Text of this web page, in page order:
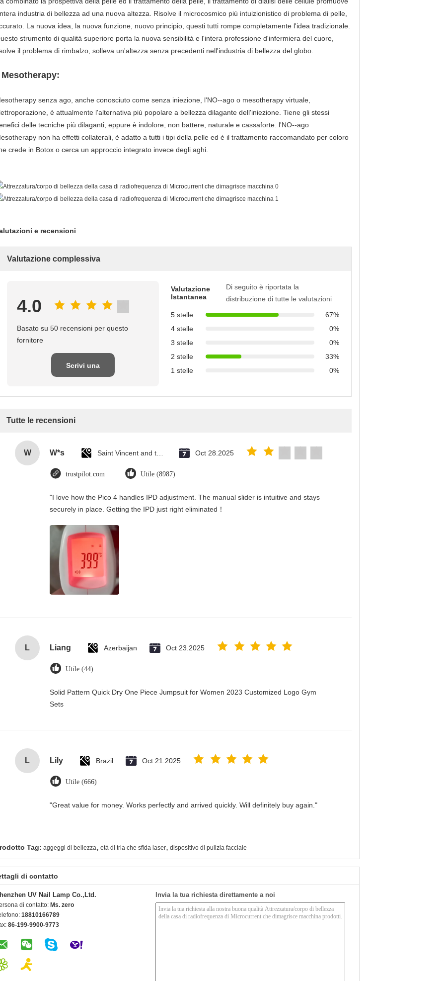
industria di bellezza ad una nuova altezza. Risolve il microcosmico più intuizionistico di problema di pelle,
La nuova idea, la nuova funzione, nuovo principio, questi tutti rompe completamente l'idea tradizionale.
strumento di qualità superiore porta la nuova sensibilità e l'intera professione d'infermiera del cuore,
il problema di rimbalzo, solleva un'altezza senza precedenti nell'industria di bellezza del globo.
Mesotherapy:
senza ago, anche conosciuto come senza iniezione, l'NO--ago o mesotherapy virtuale,
è attualmente l'alternativa più popolare a bellezza dilagante dell'iniezione. Tiene gli stessi
delle tecniche più dilaganti, eppure è indolore, non battere, naturale e cassaforte. l'NO--ago
non ha effetti collaterali, è adatto a tutti i tipi della pelle ed è il trattamento raccomandato per coloro
crede in Botox o cerca un approccio integrato invece degli aghi.
e recensioni
Valutazione complessiva
4.0
Basato su 50 recensioni per questo
fornitore
Scrivi una
Valutazione
Istantanea
Di seguito è riportata la
distribuzione di tutte le valutazioni
5 stelle
67%
4 stelle
0%
3 stelle
0%
2 stelle
33%
1 stelle
0%
Tutte le recensioni
W W*s Oct 28.2025
trustpilot.com Utile (8987)
"I love how the Pico 4 handles IPD adjustment. The manual slider is intuitive and stays
securely in place. Getting the IPD just right eliminated！
L Liang Azerbaijan Oct 23.2025
Utile (44)
Solid Pattern Quick Dry One Piece Jumpsuit for Women 2023 Customized Logo Gym
Sets
L Lily Brazil Oct 21.2025
Utile (666)
"Great value for money. Works perfectly and arrived quickly. Will definitely buy again."
Tag: aggeggi di bellezza, età di tria che sfida laser, dispositivo di pulizia facciale
di contatto
UV Nail Lamp Co.,Ltd.
di contatto: Ms. zero
18810166789
86-199-9900-9773
Invia la tua richiesta direttamente a noi